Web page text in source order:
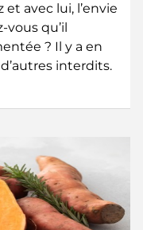
avec lui, l’envie
qu’il
? Il y a en
interdits.